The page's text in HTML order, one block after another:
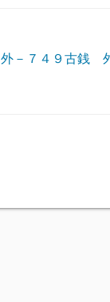
外－７４９古銭